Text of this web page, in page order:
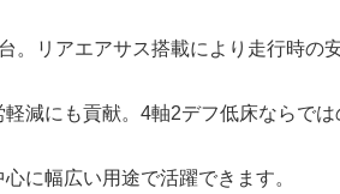
。リアエアサス搭載により走行時の
減にも貢献。4軸2デフ低床ならで
に幅広い用途で活躍できます。